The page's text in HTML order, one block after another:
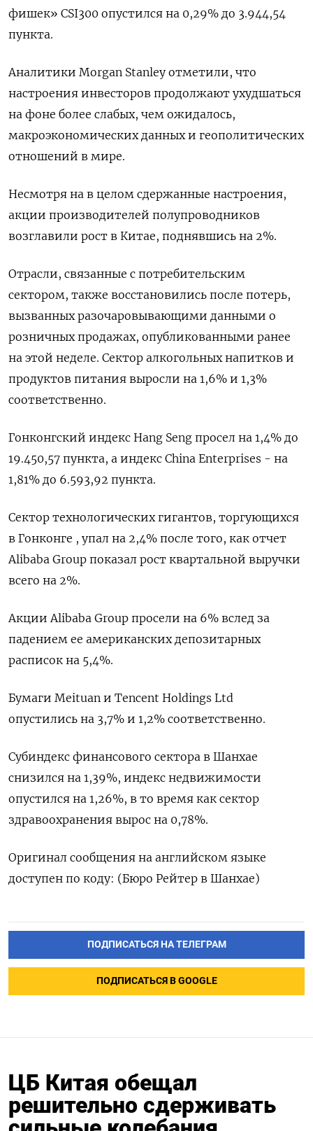
фишек» CSI300 опустился на 0,29% до 3.944,54
пункта.
Аналитики Morgan Stanley отметили, что
настроения инвесторов продолжают ухудшаться
на фоне более слабых, чем ожидалось,
макроэкономических данных и геополитических
отношений в мире.
Несмотря на в целом сдержанные настроения,
акции производителей полупроводников
возглавили рост в Китае, поднявшись на 2%.
Отрасли, связанные с потребительским
сектором, также восстановились после потерь,
вызванных разочаровывающими данными о
розничных продажах, опубликованными ранее
на этой неделе. Сектор алкогольных напитков и
продуктов питания выросли на 1,6% и 1,3%
соответственно.
Гонконгский индекс Hang Seng просел на 1,4% до
19.450,57​ пункта, а индекс China Enterprises - на
1,81% до 6.593,92 пункта.
Сектор технологических гигантов, торгующихся
в Гонконге , упал на 2,4% после того, как отчет
Alibaba Group показал рост квартальной выручки
всего на 2%.
Акции Alibaba Group просели на 6% вслед за
падением ее американских депозитарных
расписок на 5,4%.
Бумаги Meituan и Tencent Holdings Ltd
опустились на 3,7% и 1,2% соответственно.
Субиндекс финансового сектора в Шанхае
снизился на 1,39%, индекс недвижимости
опустился на 1,26%​, в то время как сектор
здравоохранения вырос на 0,78%.
Оригинал сообщения на английском языке
доступен по коду: (Бюро Рейтер в Шанхае)
ПОДПИСАТЬСЯ НА ТЕЛЕГРАМ
ПОДПИСАТЬСЯ В GOOGLE
ЦБ Китая обещал
решительно сдерживать